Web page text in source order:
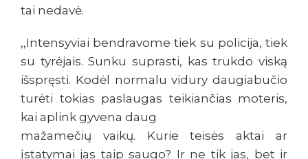
tai nedavė.
,,Intensyviai bendravome tiek su policija, tiek
su tyrėjais. Sunku suprasti, kas trukdo viską
išspręsti. Kodėl normalu vidury daugiabučio
turėti tokias paslaugas teikiančias moteris,
kai aplink gyvena daug
mažamečių vaikų. Kurie teisės aktai ar
įstatymai jas taip saugo? Ir ne tik jas, bet ir